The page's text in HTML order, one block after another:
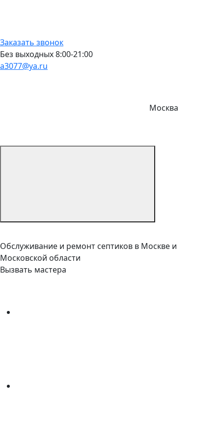
Заказать звонок
Без выходных 8:00-21:00
a3077@ya.ru
Москва
Обслуживание и ремонт септиков в Москве и
Московской области
Вызвать мастера